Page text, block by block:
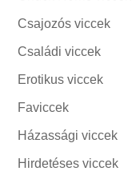
Csajozós viccek
Családi viccek
Erotikus viccek
Faviccek
Házassági viccek
Hirdetéses viccek